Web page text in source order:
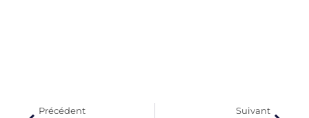
Précédent Suivant